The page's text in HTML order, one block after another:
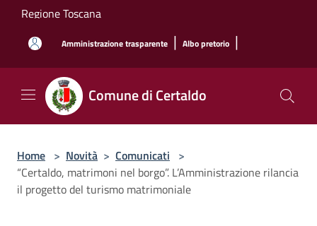
Salta al contenuto principale
Regione Toscana
Amministrazione trasparente | Albo pretorio |
Comune di Certaldo
Home > Novità > Comunicati >
“Certaldo, matrimoni nel borgo”. L’Amministrazione rilancia
il progetto del turismo matrimoniale